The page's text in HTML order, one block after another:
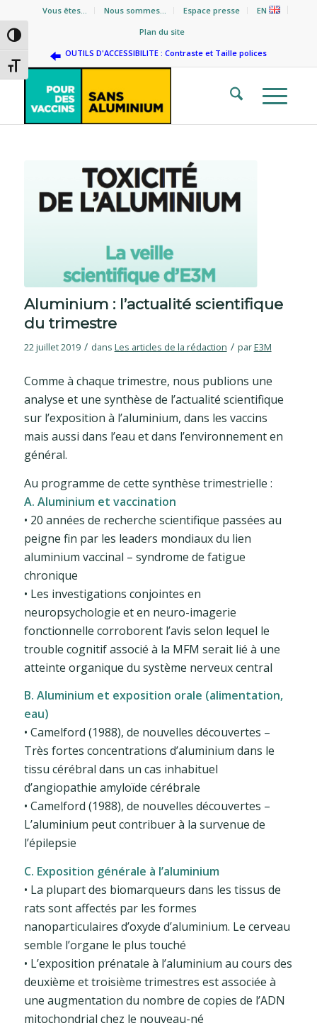
Passer en contraste élevé
Changer la taille de la police
Vous êtes… Nous sommes… Espace presse
EN
Plan du site
OUTILS D'ACCESSIBILITE : Contraste et Taille polices
Aluminium : l’actualité scientifique
du trimestre
22 juillet 2019 / dans Les articles de la rédaction / parE3M
Comme à chaque trimestre, nous publions une
analyse et une synthèse de l’actualité scientifique
sur l’exposition à l’aluminium, dans les vaccins
mais aussi dans l’eau et dans l’environnement en
général.
Au programme de cette synthèse trimestrielle :
A. Aluminium et vaccination
• 20 années de recherche scientifique passées au
peigne fin par les leaders mondiaux du lien
aluminium vaccinal – syndrome de fatigue
chronique
• Les investigations conjointes en
neuropsychologie et en neuro-imagerie
fonctionnelle corroborent l’avis selon lequel le
trouble cognitif associé à la MFM serait lié à une
atteinte organique du système nerveux central
B. Aluminium et exposition orale (alimentation,
eau)
• Camelford (1988), de nouvelles découvertes –
Très fortes concentrations d’aluminium dans le
tissu cérébral dans un cas inhabituel
d’angiopathie amyloïde cérébrale
• Camelford (1988), de nouvelles découvertes –
L’aluminium peut contribuer à la survenue de
l’épilepsie
C. Exposition générale à l’aluminium
• La plupart des biomarqueurs dans les tissus de
rats sont affectés par les formes
nanoparticulaires d’oxyde d’aluminium. Le cerveau
semble l’organe le plus touché
• L’exposition prénatale à l’aluminium au cours des
deuxième et troisième trimestres est associée à
une augmentation du nombre de copies de l’ADN
mitochondrial chez le nouveau-né